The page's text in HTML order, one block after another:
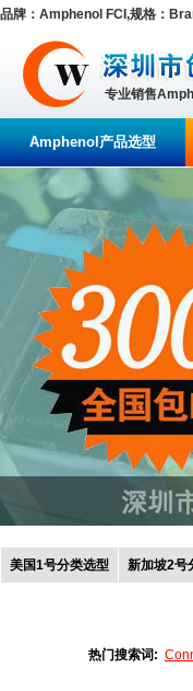
品牌：Amphenol FCI,规格：
专业销售
Amphenol产品选型
美国1号分类选型 新加坡2号
热门搜索词: